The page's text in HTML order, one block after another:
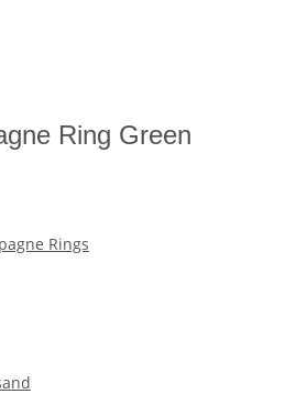
Ring Green
Rings